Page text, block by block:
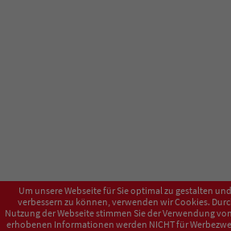
Um unsere Webseite für Sie optimal zu gestalten
verbessern zu können, verwenden wir Cookies.
Nutzung der Webseite stimmen Sie der Verwendung
erhobenen Informationen werden NICHT für